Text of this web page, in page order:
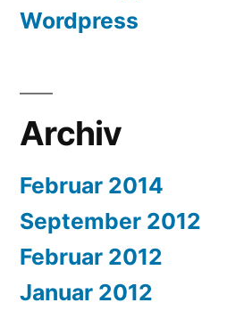
Wordpress
Archiv
Februar 2014
September 2012
Februar 2012
Januar 2012